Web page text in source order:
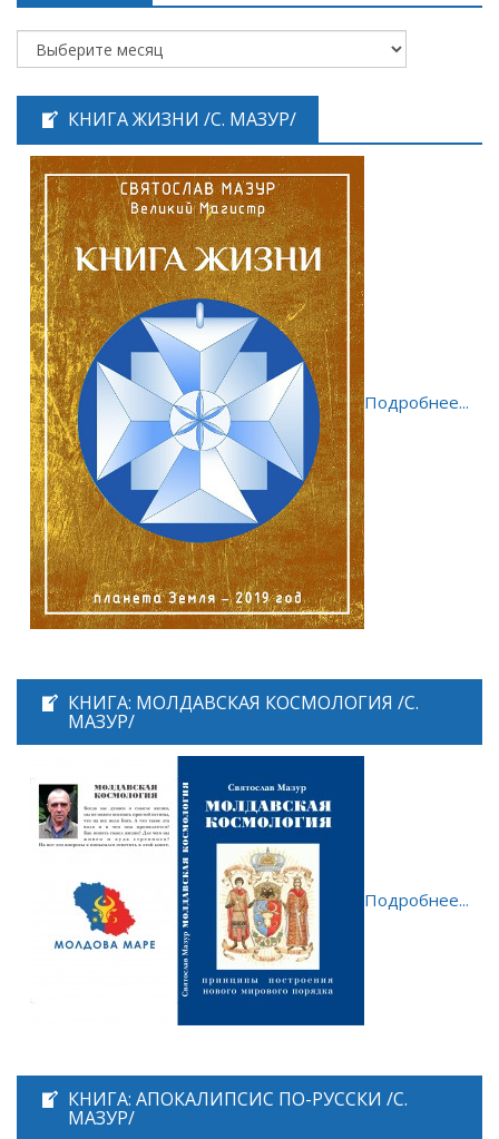
КНИГА ЖИЗНИ /С. МАЗУР/
Подробнее...
КНИГА: МОЛДАВСКАЯ КОСМОЛОГИЯ /С.
МАЗУР/
Подробнее...
КНИГА: АПОКАЛИПСИС ПО-РУССКИ /С.
МАЗУР/